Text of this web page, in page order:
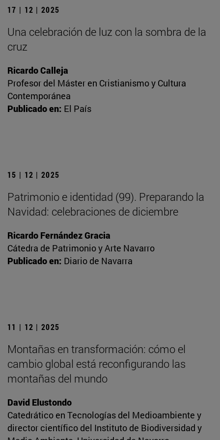
17 | 12 | 2025
Una celebración de luz con la sombra de la
cruz
Ricardo Calleja
Profesor del Máster en Cristianismo y Cultura
Contemporánea
Publicado en: El País
15 | 12 | 2025
Patrimonio e identidad (99). Preparando la
Navidad: celebraciones de diciembre
Ricardo Fernández Gracia
Cátedra de Patrimonio y Arte Navarro
Publicado en: Diario de Navarra
11 | 12 | 2025
Montañas en transformación: cómo el
cambio global está reconfigurando las
montañas del mundo
David Elustondo
Catedrático en Tecnologías del Medioambiente y
director científico del Instituto de Biodiversidad y